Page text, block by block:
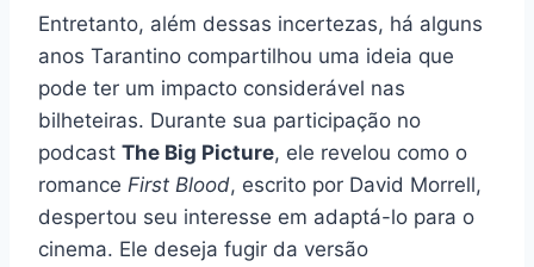
Entretanto, além dessas incertezas, há alguns
anos Tarantino compartilhou uma ideia que
pode ter um impacto considerável nas
bilheteiras. Durante sua participação no
podcast The Big Picture, ele revelou como o
romance First Blood, escrito por David Morrell,
despertou seu interesse em adaptá-lo para o
cinema. Ele deseja fugir da versão